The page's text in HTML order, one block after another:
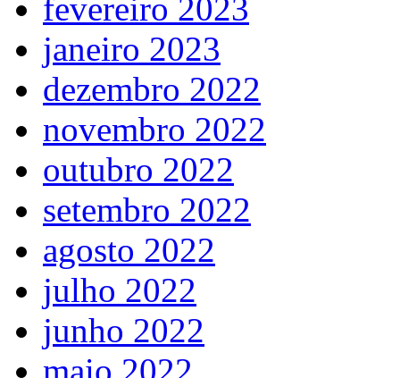
fevereiro 2023
janeiro 2023
dezembro 2022
novembro 2022
outubro 2022
setembro 2022
agosto 2022
julho 2022
junho 2022
maio 2022